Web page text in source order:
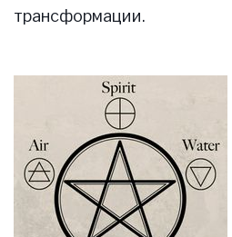
трансформации.